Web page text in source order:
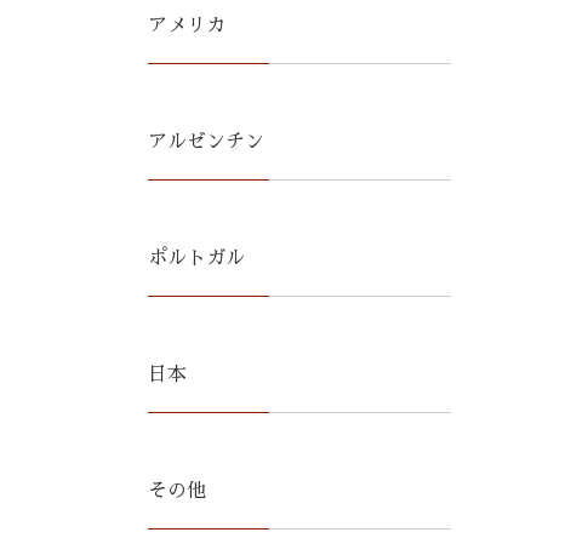
アメリカ
アルゼンチン
ポルトガル
日本
その他